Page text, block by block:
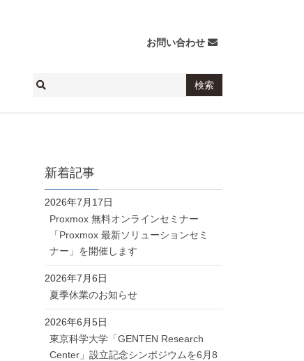
お問い合わせ
新着記事
Proxmox 無料オンラインセミナー
「Proxmox 最新ソリューションセミ
ナー」を開催します
2026年7月17日
夏季休業のお知らせ
2026年7月6日
東京科学大学「GENTEN Research
Center」設立記念シンポジウムを6月8
2026年6月5日